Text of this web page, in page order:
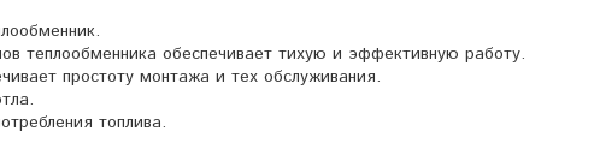
теплообменника обеспечивает тихую и эффективную работу.
простоту монтажа и тех обслуживания.
топлива.